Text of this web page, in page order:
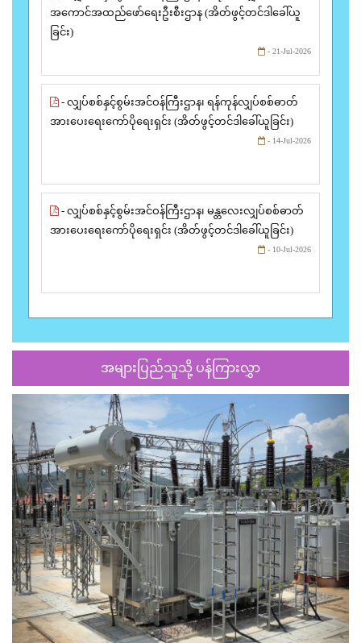
အကောင်အထည်ဖော်ရေးဦးစီးဌာန (အိတ်ဖွင့်တင်ဒါခေါ်ယူ
ခြင်း)
- 21-Jul-2026
- လျှပ်စစ်နှင့်စွမ်းအင်ဝန်ကြီးဌာန၊ ရန်ကုန်လျှပ်စစ်ဓာတ်
အားပေးရေးကော်ပိုရေးရှင်း (အိတ်ဖွင့်တင်ဒါခေါ်ယူခြင်း)
- 14-Jul-2026
- လျှပ်စစ်နှင့်စွမ်းအင်ဝန်ကြီးဌာန၊ မန္တလေးလျှပ်စစ်ဓာတ်
အားပေးရေးကော်ပိုရေးရှင်း (အိတ်ဖွင့်တင်ဒါခေါ်ယူခြင်း)
- 10-Jul-2026
အများပြည်သူသို့ ပန်ကြားလွှာ
Previous